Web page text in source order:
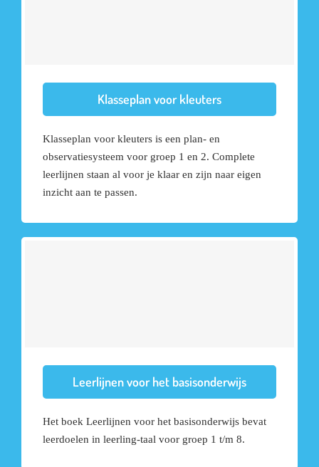
Klasseplan voor kleuters
Klasseplan voor kleuters is een plan- en
observatiesysteem voor groep 1 en 2. Complete
leerlijnen staan al voor je klaar en zijn naar eigen
inzicht aan te passen.
Leerlijnen voor het basisonderwijs
Het boek Leerlijnen voor het basisonderwijs bevat
leerdoelen in leerling-taal voor groep 1 t/m 8.